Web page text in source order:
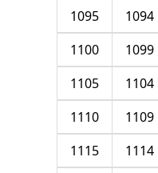
1094
1095
1099
1100
1104
1105
1109
1110
1114
1115